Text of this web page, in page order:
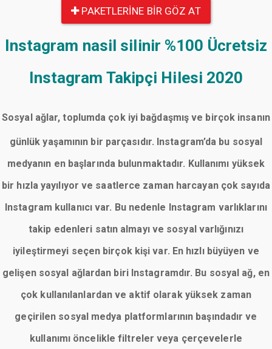
PAKETLERINE BIR GÖZ AT
Instagram nasil silinir %100 Ücretsiz
Instagram Takipçi Hilesi 2020
Sosyal ağlar, toplumda çok iyi bağdaşmış ve birçok insanın
günlük yaşamının bir parçasıdır. Instagram’da bu sosyal
medyanın en başlarında bulunmaktadır. Kullanımı yüksek
bir hızla yayılıyor ve saatlerce zaman harcayan çok sayıda
Instagram kullanıcı var. Bu nedenle Instagram varlıklarını
takip edenleri satın almayı ve sosyal varlığınızı
iyileştirmeyi seçen birçok kişi var. En hızlı büyüyen ve
gelişen sosyal ağlardan biri Instagramdır. Bu sosyal ağ, en
çok kullanılanlardan ve aktif olarak yüksek zaman
geçirilen sosyal medya platformlarının başındadır ve
kullanımı öncelikle filtreler veya çerçevelerle